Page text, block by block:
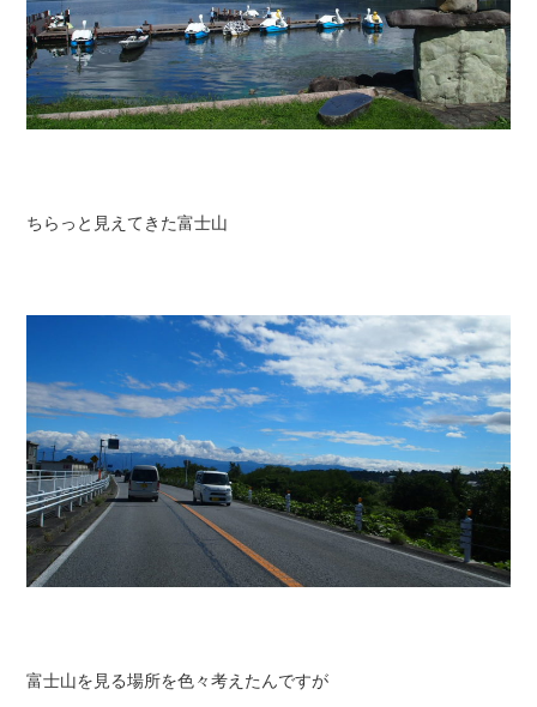
ちらっと見えてきた富士山
富士山を見る場所を色々考えたんですが